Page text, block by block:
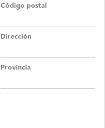
Código postal
Dirección
Provincia